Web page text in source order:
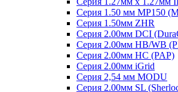
Серия 1.50 мм MP150
Серия 1.50мм ZHR
Серия 2.00мм DCI
Серия 2.00мм HB/WB
Серия 2.00мм HC (PAP)
Серия 2.00мм iGrid
Серия 2,54 мм MODU
Серия 2.00мм SL